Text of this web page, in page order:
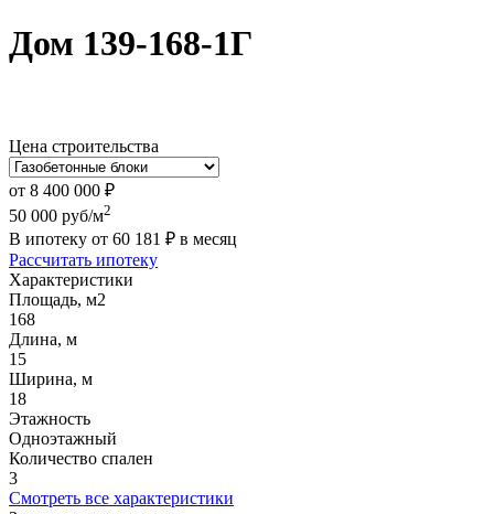
Дом 139-168-1Г
Цена строительства
от 8 400 000 ₽
50 000 руб/м2
В ипотеку от 60 181 ₽ в месяц
Рассчитать ипотеку
Характеристики
Площадь, м2
168
Длина, м
15
Ширина, м
18
Этажность
Одноэтажный
Количество спален
3
Смотреть все характеристики